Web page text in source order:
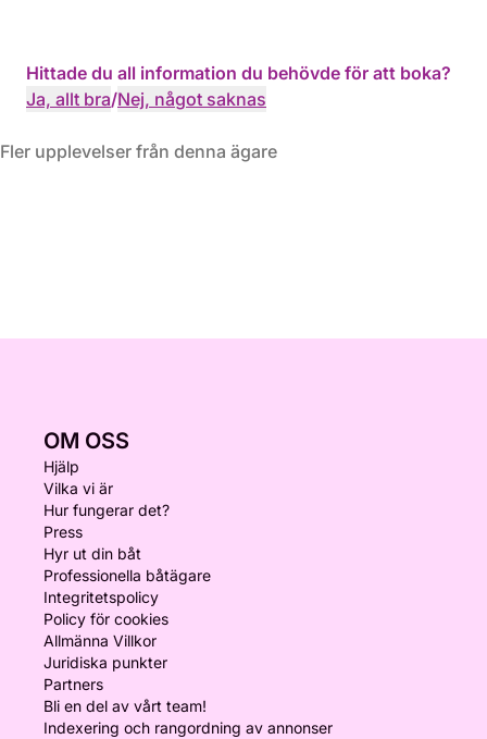
Hittade du all information du behövde för att boka?
Ja, allt bra/Nej, något saknas
Fler upplevelser från denna ägare
OM OSS
Hjälp
Vilka vi är
Hur fungerar det?
Press
Hyr ut din båt
Professionella båtägare
Integritetspolicy
Policy för cookies
Allmänna Villkor
Juridiska punkter
Partners
Bli en del av vårt team!
Indexering och rangordning av annonser